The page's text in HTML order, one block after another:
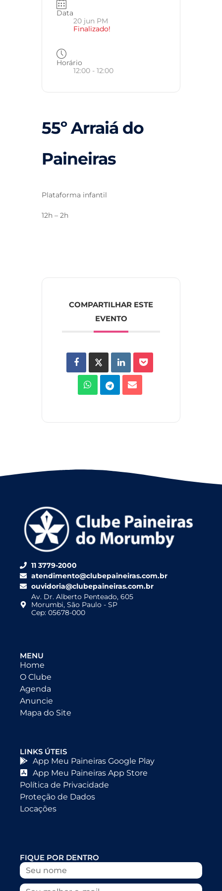
Data
20 jun PM
Finalizado!
Horário
12:00 - 12:00
55º Arraiá do
Paineiras
Plataforma infantil
12h – 2h
COMPARTILHAR ESTE
EVENTO
11 3779-2000
atendimento@clubepaineiras.com.br
ouvidoria@clubepaineiras.com.br
Av. Dr. Alberto Penteado, 605
Morumbi, São Paulo - SP
Cep: 05678-000
MENU
Home
O Clube
Agenda
Anuncie
Mapa do Site
LINKS ÚTEIS
App Meu Paineiras Google Play
App Meu Paineiras App Store
Política de Privacidade
Proteção de Dados
Locações
FIQUE POR DENTRO